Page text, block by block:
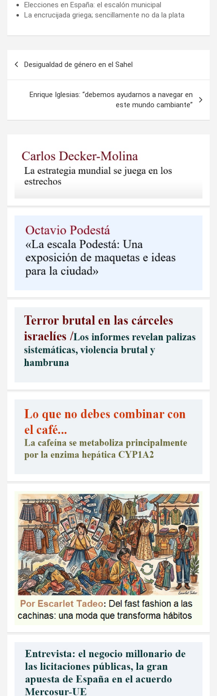
Elecciones en España: el escalón municipal
La encrucijada griega; sencillamente no da la plata
entradas
Desigualdad de género en el Sahel
Enrique Iglesias: “debemos ayudarnos a navegar en
este mundo cambiante”